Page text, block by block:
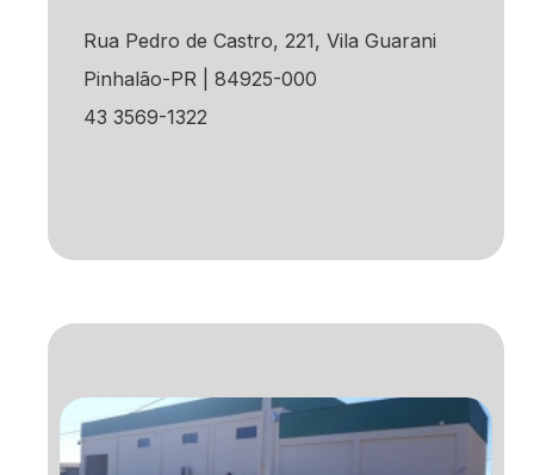
Rua Pedro de Castro, 221, Vila Guarani
Pinhalão-PR | 84925-000
43 3569-1322